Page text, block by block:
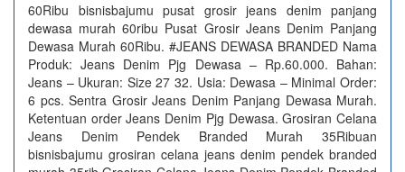
60Ribu bisnisbajumu pusat grosir jeans denim panjang
dewasa murah 60ribu Pusat Grosir Jeans Denim Panjang
Dewasa Murah 60Ribu. #JEANS DEWASA BRANDED Nama
Produk: Jeans Denim Pjg Dewasa – Rp.60.000. Bahan:
Jeans – Ukuran: Size 27 32. Usia: Dewasa – Minimal Order:
6 pcs. Sentra Grosir Jeans Denim Panjang Dewasa Murah.
Ketentuan order Jeans Denim Pjg Dewasa. Grosiran Celana
Jeans Denim Pendek Branded Murah 35Ribuan
bisnisbajumu grosiran celana jeans denim pendek branded